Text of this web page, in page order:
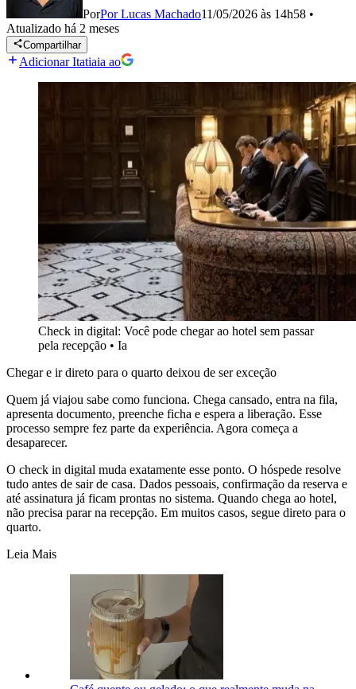
PorPor Lucas Machado11/05/2026 às 14h58 •
Atualizado há 2 meses
Compartilhar
Adicionar Itatiaia ao
Check in digital: Você pode chegar ao hotel sem passar
pela recepção • Ia
Chegar e ir direto para o quarto deixou de ser exceção
Quem já viajou sabe como funciona. Chega cansado, entra na fila,
apresenta documento, preenche ficha e espera a liberação. Esse
processo sempre fez parte da experiência. Agora começa a
desaparecer.
O check in digital muda exatamente esse ponto. O hóspede resolve
tudo antes de sair de casa. Dados pessoais, confirmação da reserva e
até assinatura já ficam prontas no sistema. Quando chega ao hotel,
não precisa parar na recepção. Em muitos casos, segue direto para o
quarto.
Leia Mais